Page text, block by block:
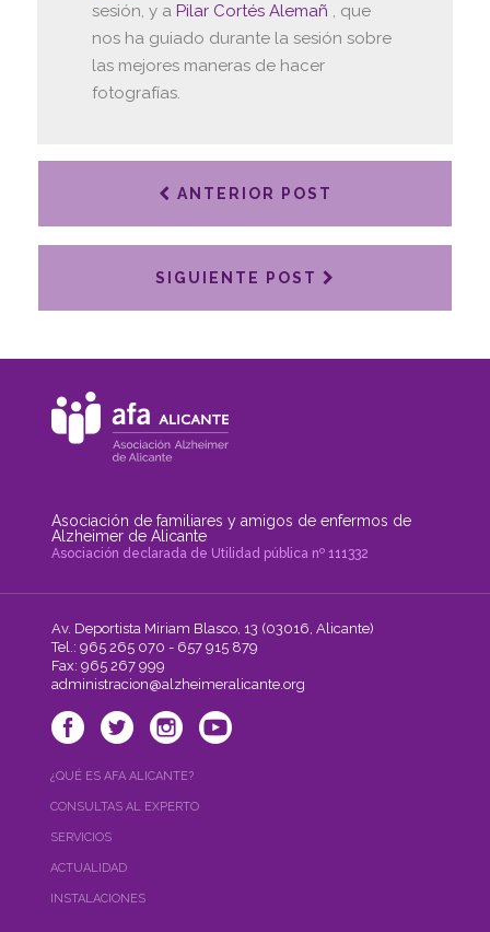
sesión, y a Pilar Cortés Alemañ , que
nos ha guiado durante la sesión sobre
las mejores maneras de hacer
fotografías.
ANTERIOR POST
SIGUIENTE POST
Asociación de familiares y amigos de enfermos de
Alzheimer de Alicante
Asociación declarada de Utilidad pública nº 111332
Av. Deportista Miriam Blasco, 13 (03016, Alicante)
Tel.: 965 265 070 - 657 915 879
Fax: 965 267 999
administracion@alzheimeralicante.org
¿QUÉ ES AFA ALICANTE?
CONSULTAS AL EXPERTO
SERVICIOS
ACTUALIDAD
INSTALACIONES